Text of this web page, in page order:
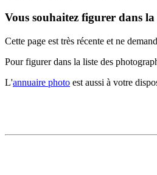
Vous souhaitez figurer dans
Cette page est très récente et ne
Pour figurer dans la liste des
L'annuaire photo est aussi à votre